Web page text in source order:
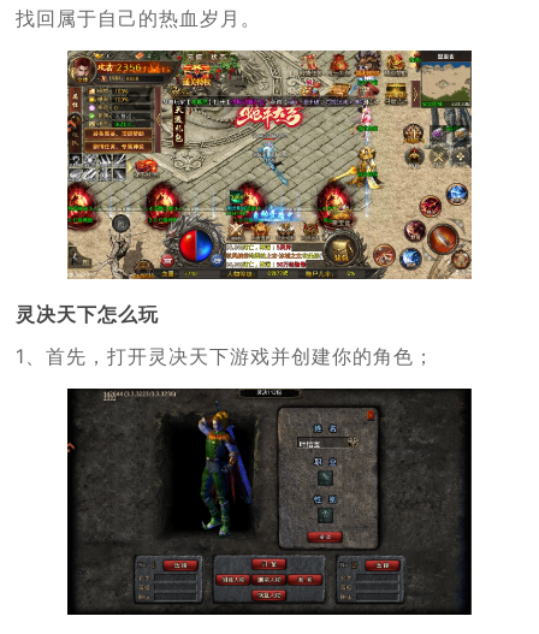
找回属于自己的热血岁月。
灵决天下怎么玩
1、首先，打开灵决天下游戏并创建你的角色；